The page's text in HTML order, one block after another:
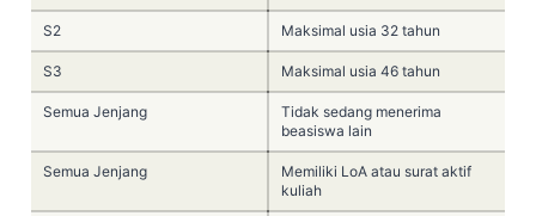
S2 Maksimal usia 32 tahun
S3 Maksimal usia 46 tahun
Semua Jenjang
Tidak sedang menerima
beasiswa lain
Semua Jenjang
Memiliki LoA atau surat aktif
kuliah